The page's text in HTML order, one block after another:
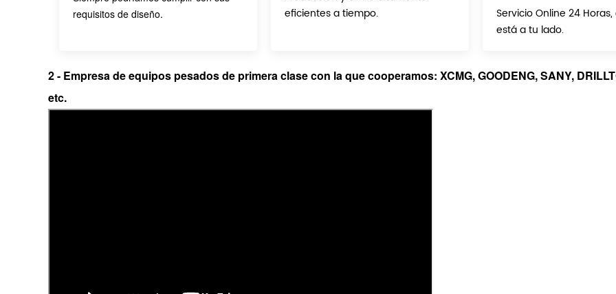
requisitos de diseño.
eficientes a tiempo.
Servicio Online 24
está a tu lado.
2- Empresa de equipos pesados de primera clase con la que cooperamos: XCMG, GOODENG, SANY,
etc.